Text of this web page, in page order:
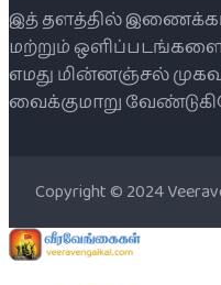
இத் தளத்தில்
மற்றும் ஒளிப்படங்களை
எமது மின்னஞ்சல்
வைக்குமாறு
Copyright © 2024